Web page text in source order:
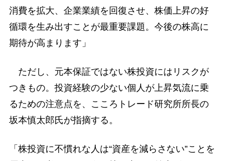
消費を拡大、企業業績を回復させ、株価上昇の好
循環を生み出すことが最重要課題。今後の株高に
期待が高まります」
ただし、元本保証ではない株投資にはリスクが
つきもの。投資経験の少ない個人が上昇気流に乗
るための注意点を、こころトレード研究所所長の
坂本慎太郎氏が指摘する。
「株投資に不慣れな人は“資産を減らさない”ことを